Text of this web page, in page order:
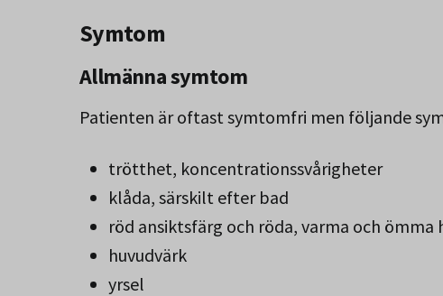
Symtom
Allmänna symtom
Patienten är oftast symtomfri men följande
trötthet, koncentrationssvårigheter
klåda, särskilt efter bad
röd ansiktsfärg och röda, varma och
huvudvärk
yrsel